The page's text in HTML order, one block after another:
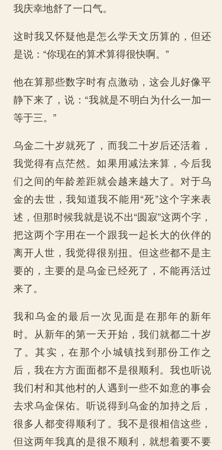
我庆幸地舒了一口气。
这时我又怀疑他是怎么学天文历算的，但还
是说：“你现在的算术算得很快啊。”
他在算那些数字时有点激动，这会儿好像平
静下来了，说：“我就是不明白为什么一加一
等于三。”
乌金二十岁就死了，而我二十岁后还活着，
我觉得有点茫然。如果用减法来算，今后我
们之间的年龄差距就会越来越大了。对于乌
金的去世，我知道我不能用“死”这个字来表
述，但那时候我就是说不出“圆寂”这两个字，
把这两个字用在一个跟我一起长大的伙伴的
离开人世，我觉得很别扭。但这些都不是主
要的，主要的是乌金已经死了，不能再活过
来了。
我和乌金的最后一次见面是在那年的新年
时。从新年的第一天开始，我们就都二十岁
了。其实，在那个小城镇找到那份工作之
后，我在方方面面都不是很顺利。我也听说
我们村和其他村的人遇到一些不如意的事会
去求乌金保佑。听说得到乌金的加持之后，
很多人都变得顺利了。我不是很相信这些，
但这两年我真的是很不顺利，就想着要不要